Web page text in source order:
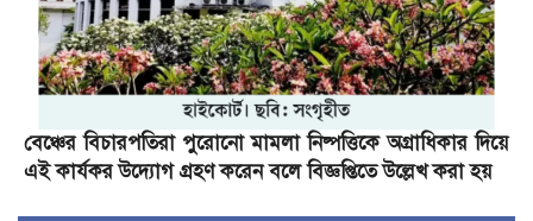
বেঞ্চের বিচারপতিরা পুরোনো মামলা নিষ্পত্তিকে অগ্রাধিকার দিয়ে
এই কার্যকর উদ্যোগ গ্রহণ করেন বলে বিজ্ঞপ্তিতে উল্লেখ করা হয়